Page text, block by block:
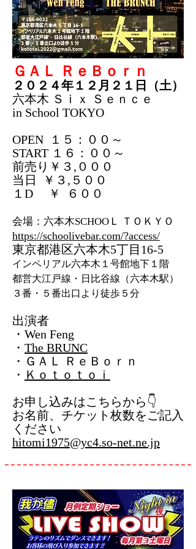
ＧＡＬ ＲｅＢｏｒｎ
２０２４年１２月２１日（土）
六本木 Ｓｉｘ Ｓｅｎｃｅ
in School TOKYO
OPEN １５：００～
START １６：００～
前売り￥３,０００
当日 ￥３,５００
１D ￥ ６００
会場：六本木SCHOOＬ ＴＯＫＹＯ
https://schoolivebar.com/?access/
東京都港区六本木5丁目16‐5
インペリアル六本木１号館地下１階
都営大江戸線・日比谷線（六本木駅）
３番・５番出口より徒歩５分
出演者
・Wen Feng
・ The BRUNC
・ＧＡＬ ＲｅＢｏｒｎ
・ Ｋｏｔｏｔｏｉ
お申し込みはこちらから👇
お名前、チケット枚数をご記入
ください
hitomi1975@yc4.so-net.ne.jp